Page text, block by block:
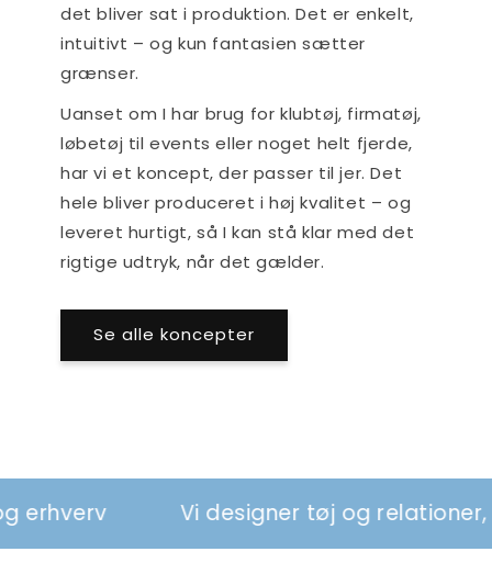
det bliver sat i produktion. Det er enkelt,
intuitivt – og kun fantasien sætter
grænser.
Uanset om I har brug for klubtøj, firmatøj,
løbetøj til events eller noget helt fjerde,
har vi et koncept, der passer til jer. Det
hele bliver produceret i høj kvalitet – og
leveret hurtigt, så I kan stå klar med det
rigtige udtryk, når det gælder.
Se alle koncepter
Vi designer tøj og relationer, der